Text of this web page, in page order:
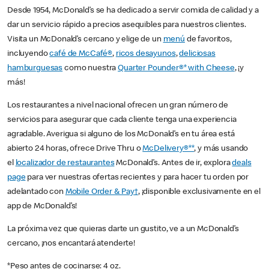
Desde 1954, McDonald’s se ha dedicado a servir comida de calidad y a
dar un servicio rápido a precios asequibles para nuestros clientes.
Visita un McDonald’s cercano y elige de un menú de favoritos,
incluyendocafé de McCafé®, ricos desayunos,deliciosas
hamburguesas como nuestraQuarter Pounder®* with Cheese, ¡y
más!
Los restaurantes a nivel nacional ofrecen un gran número de
servicios para asegurar que cada cliente tenga una experiencia
agradable. Averigua si alguno de los McDonald’s en tu área está
abierto 24 horas, ofrece Drive Thru oMcDelivery®**, y más usando
el localizador de restaurantesMcDonald’s. Antes de ir, exploradeals
pagepara ver nuestras ofertas recientes y para hacer tu orden por
adelantado con Mobile Order & Pay†, ¡disponible exclusivamente en el
app de McDonald’s!
La próxima vez que quieras darte un gustito, ve a un McDonald’s
cercano, ¡nos encantará atenderte!
*Peso antes de cocinarse: 4 oz.